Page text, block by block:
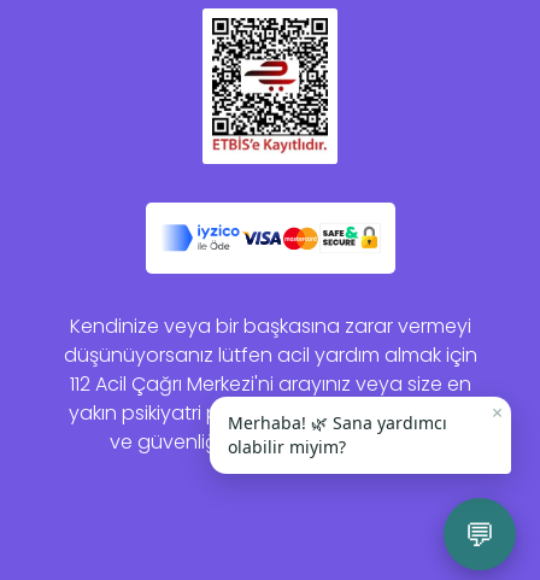
Kendinize veya bir başkasına zarar vermeyi
düşünüyorsanız lütfen acil yardım almak için
112 Acil Çağrı Merkezi'ni arayınız veya size en
yakın psikiyatri polikliniğine gidiniz. Sağlığınız
ve güvenliğiniz bizim için önemlidir.
💬
×
Merhaba! 🌿 Sana yardımcı
olabilir miyim?